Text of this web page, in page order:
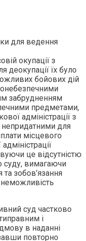
для ведення
окупації з
деокупації їх було
бойових дій
забрудненням
предметами,
адміністрації з
непридатними для
місцевого
це відсутністю
суду, вимагаючи
зобов’язання
неможливість
суд частково
і
в наданні
повторно